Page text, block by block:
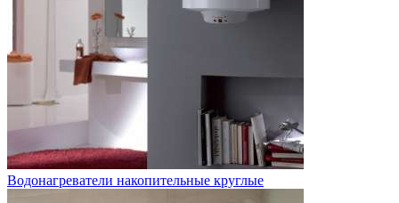
Водонагреватели накопительные круглые